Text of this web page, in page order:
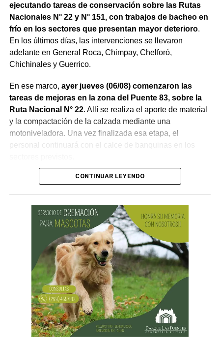
ejecutando tareas de conservación sobre las Rutas
Nacionales N° 22 y N° 151, con trabajos de bacheo en
frío en los sectores que presentan mayor deterioro.
En los últimos días, las intervenciones se llevaron
adelante en General Roca, Chimpay, Chelforó,
Chichinales y Guerrico.
En ese marco, ayer jueves (06/08) comenzaron las
tareas de mejoras en la zona del Puente 83, sobre la
Ruta Nacional N° 22. Allí se realiza el aporte de material
y la compactación de la calzada mediante una
motoniveladora. Una vez finalizada esa etapa, el
personal continuará con el calce de banquinas en los
Desde Vialidad Nacional informaron que,durante las
próximas semanas, el operativo de bacheo será
reforzado con dos nuevas cuadrillas de trabajo y dos
camiones bacheadores, lo que permitirá incrementar
el ritmo de ejecución y optimizar las tareas de
mantenimiento en distintos puntos del Alto Valle.
CONTINUAR LEYENDO